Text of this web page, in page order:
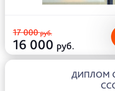
17 000руб.
16 000 руб.
ДИПЛОМ